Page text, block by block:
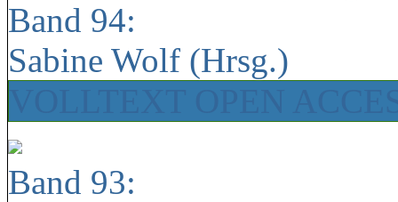
Band 94:
Sabine Wolf (Hrsg.)
Band 93: